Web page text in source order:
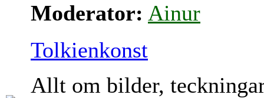
Moderator: Ainur
Tolkienkonst
Allt om bilder,